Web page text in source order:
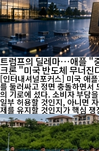
트럼프의 딜레마…애플 "
크론 "미국 반도체 무너진
[인터내셔널포커스] 미국 애
를 둘러싸고 정면 충돌하면서
의 기로에 섰다. 소비자 부담
일부 허용할 것인지, 아니면
제를 유지할 것인지가 핵심